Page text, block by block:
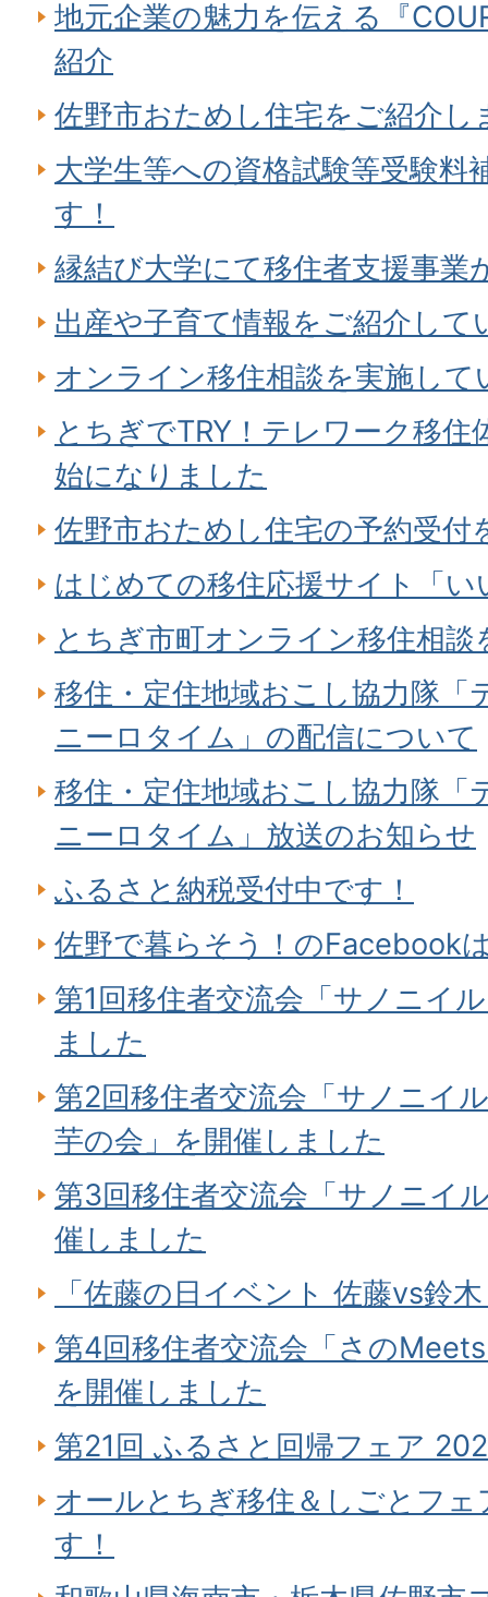
地元企業の魅力を伝える『
紹介
佐野市おためし住宅をご紹介し
大学生等への資格試験等受験料
す！
縁結び大学にて移住者支援事業
出産や子育て情報をご紹介して
オンライン移住相談を実施して
とちぎでTRY！テレワーク移住
始になりました
佐野市おためし住宅の予約受付
はじめての移住応援サイト「
とちぎ市町オンライン移住相
移住・定住地域おこし協力隊「
ニーロタイム」の配信について
移住・定住地域おこし協力隊「
ニーロタイム」放送のお知らせ
ふるさと納税受付中です！
佐野で暮らそう！のFacebook
第1回移住者交流会「サノニイ
ました
第2回移住者交流会「サノニイ
芋の会」を開催しました
第3回移住者交流会「サノニイ
催しました
「佐藤の日イベント 佐藤vs鈴
第4回移住者交流会「さの
を開催しました
第21回 ふるさと回帰フェア
オールとちぎ移住＆しごとフ
す！